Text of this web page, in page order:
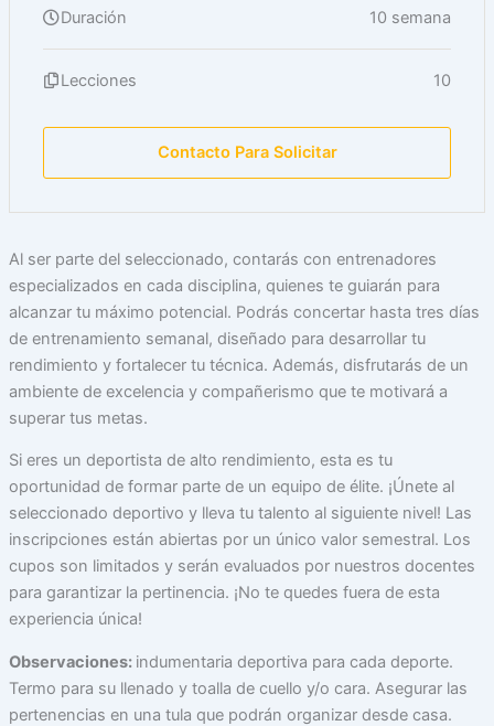
Duración 10 semana
Lecciones 10
Contacto Para Solicitar
Al ser parte del seleccionado, contarás con entrenadores
especializados en cada disciplina, quienes te guiarán para
alcanzar tu máximo potencial. Podrás concertar hasta tres días
de entrenamiento semanal, diseñado para desarrollar tu
rendimiento y fortalecer tu técnica. Además, disfrutarás de un
ambiente de excelencia y compañerismo que te motivará a
superar tus metas.
Si eres un deportista de alto rendimiento, esta es tu
oportunidad de formar parte de un equipo de élite. ¡Únete al
seleccionado deportivo y lleva tu talento al siguiente nivel! Las
inscripciones están abiertas por un único valor semestral. Los
cupos son limitados y serán evaluados por nuestros docentes
para garantizar la pertinencia. ¡No te quedes fuera de esta
experiencia única!
Observaciones: indumentaria deportiva para cada deporte.
Termo para su llenado y toalla de cuello y/o cara. Asegurar las
pertenencias en una tula que podrán organizar desde casa.